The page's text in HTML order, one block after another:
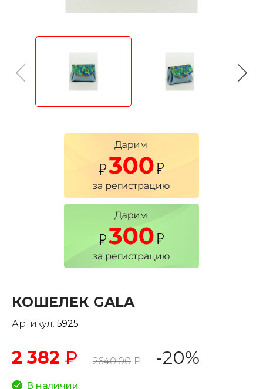
КОШЕЛЕК GALA
Артикул: 5925
2 382 ₽ 2640.00 Р -20%
В наличии